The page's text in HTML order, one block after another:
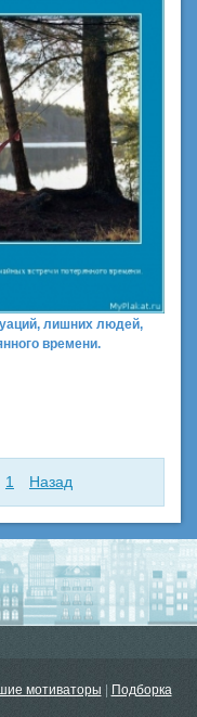
лишних людей,
времени.
1 Назад
мотиваторы | Подборка